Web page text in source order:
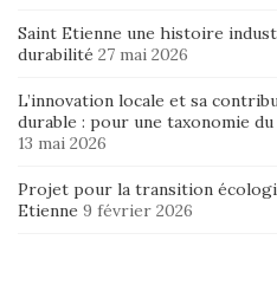
Saint Etienne une histoire
durabilité 27 mai 2026
L’innovation locale et sa
durable : pour une taxonomie
13 mai 2026
Projet pour la transition
Etienne 9 février 2026